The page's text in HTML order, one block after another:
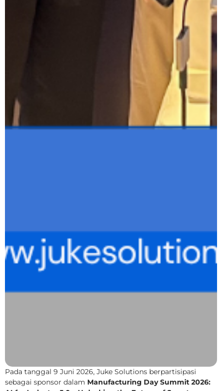
Pada tanggal 9 Juni 2026, Juke Solutions berpartisipasi
sebagai sponsor dalam Manufacturing Day Summit 2026: